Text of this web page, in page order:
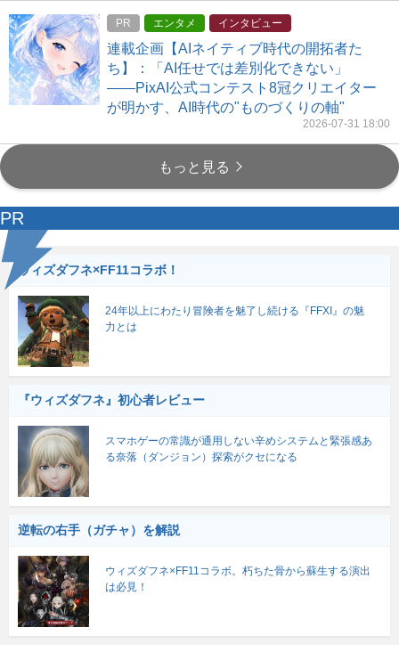
PR エンタメ インタビュー
連載企画【AIネイティブ時代の開拓者た
ち】：「AI任せでは差別化できない」
――PixAI公式コンテスト8冠クリエイター
が明かす、AI時代の"ものづくりの軸"
2026-07-31 18:00
もっと見る
PR
ウィズダフネ×FF11コラボ！
24年以上にわたり冒険者を魅了し続ける『FFXI』の魅
力とは
『ウィズダフネ』初心者レビュー
スマホゲーの常識が通用しない辛めシステムと緊張感あ
る奈落（ダンジョン）探索がクセになる
逆転の右手（ガチャ）を解説
ウィズダフネ×FF11コラボ。朽ちた骨から蘇生する演出
は必見！